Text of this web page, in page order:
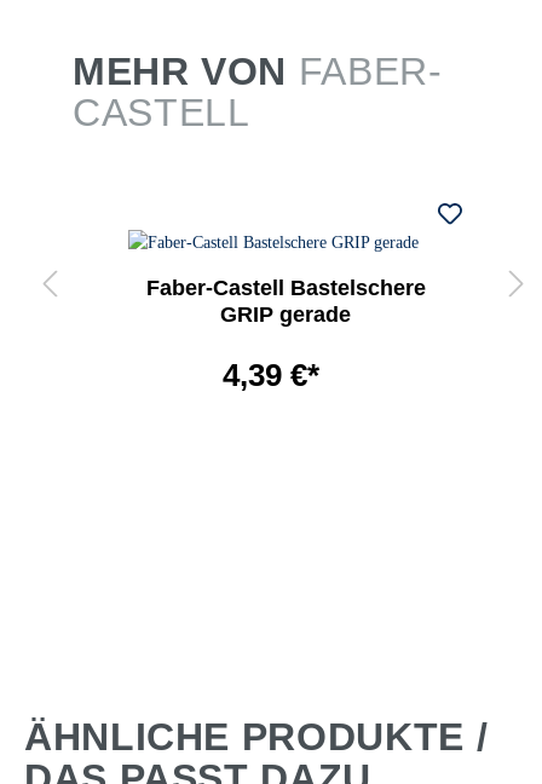
MEHR VON FABER-
CASTELL
Faber-Castell Bastelschere
GRIP gerade
4,39 €*
ÄHNLICHE PRODUKTE /